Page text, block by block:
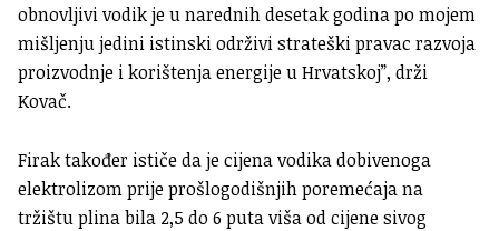
obnovljivi vodik je u narednih desetak godina po mojem
mišljenju jedini istinski održivi strateški pravac razvoja
proizvodnje i korištenja energije u Hrvatskoj”, drži
Kovač.
Firak također ističe da jecijena vodika dobivenoga
elektrolizom prije prošlogodišnjih poremećaja na
tržištu plina bila 2,5 do 6 puta viša od cijene sivog